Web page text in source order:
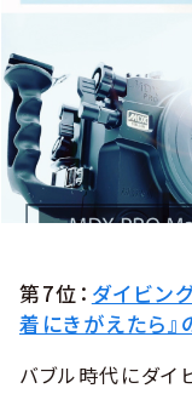
第7位： ダイビン
着にきがえたら
バブル時代にダイ